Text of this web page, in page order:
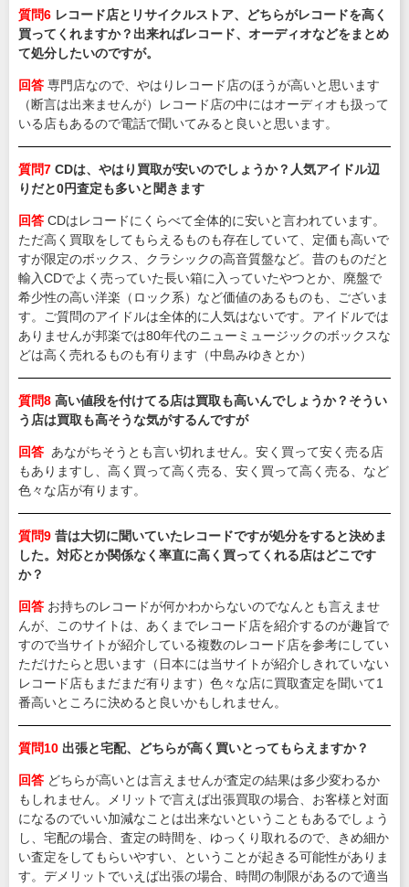
質問6 レコード店とリサイクルストア、どちらがレコードを高く
買ってくれますか？出来ればレコード、オーディオなどをまとめ
て処分したいのですが。
回答 専門店なので、やはりレコード店のほうが高いと思います
（断言は出来ませんが）レコード店の中にはオーディオも扱って
いる店もあるので電話で聞いてみると良いと思います。
質問7 CDは、やはり買取が安いのでしょうか？人気アイドル辺
りだと0円査定も多いと聞きます
回答 CDはレコードにくらべて全体的に安いと言われています。
ただ高く買取をしてもらえるものも存在していて、定価も高いで
すが限定のボックス、クラシックの高音質盤など。昔のものだと
輸入CDでよく売っていた長い箱に入っていたやつとか、廃盤で
希少性の高い洋楽（ロック系）など価値のあるものも、ございま
す。ご質問のアイドルは全体的に人気はないです。アイドルでは
ありませんが邦楽では80年代のニューミュージックのボックスな
どは高く売れるものも有ります（中島みゆきとか）
質問8 高い値段を付けてる店は買取も高いんでしょうか？そうい
う店は買取も高そうな気がするんですが
回答 あながちそうとも言い切れません。安く買って安く売る店
もありますし、高く買って高く売る、安く買って高く売る、など
色々な店が有ります。
質問9 昔は大切に聞いていたレコードですが処分をすると決めま
した。対応とか関係なく率直に高く買ってくれる店はどこです
か？
回答 お持ちのレコードが何かわからないのでなんとも言えませ
んが、このサイトは、あくまでレコード店を紹介するのが趣旨で
すので当サイトが紹介している複数のレコード店を参考にしてい
ただけたらと思います（日本には当サイトが紹介しきれていない
レコード店もまだまだ有ります）色々な店に買取査定を聞いて1
番高いところに決めると良いかもしれません。
質問10 出張と宅配、どちらが高く買いとってもらえますか？
回答 どちらが高いとは言えませんが査定の結果は多少変わるか
もしれません。メリットで言えば出張買取の場合、お客様と対面
になるのでいい加減なことは出来ないということもあるでしょう
し、宅配の場合、査定の時間を、ゆっくり取れるので、きめ細か
い査定をしてもらいやすい、ということが起きる可能性がありま
す。デメリットでいえば出張の場合、時間の制限があるので適当